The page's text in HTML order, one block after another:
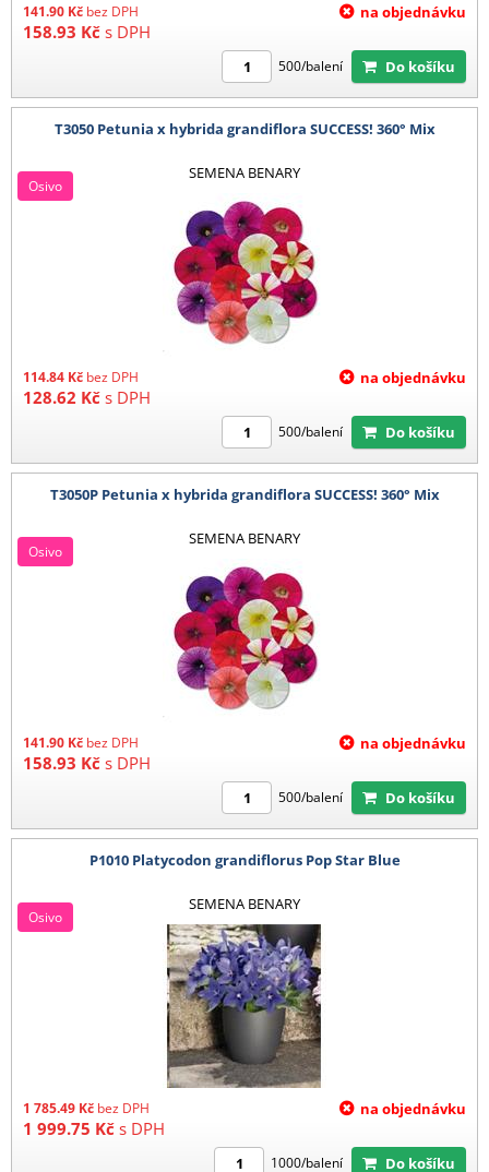
141.90 Kč bez DPH
158.93 Kč s DPH
na objednávku
500/balení Do košíku
T3050 Petunia x hybrida grandiflora SUCCESS! 360° Mix
SEMENA BENARY
114.84 Kč bez DPH
128.62 Kč s DPH
Osivo
na objednávku
500/balení Do košíku
T3050P Petunia x hybrida grandiflora SUCCESS! 360° Mix
SEMENA BENARY
141.90 Kč bez DPH
158.93 Kč s DPH
Osivo
na objednávku
500/balení Do košíku
P1010 Platycodon grandiflorus Pop Star Blue
SEMENA BENARY
1 785.49 Kč bez DPH
1 999.75 Kč s DPH
Osivo
na objednávku
1000/balení Do košíku